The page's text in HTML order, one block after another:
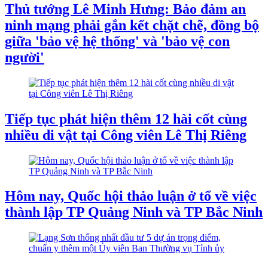
Thủ tướng Lê Minh Hưng: Bảo đảm an
ninh mạng phải gắn kết chặt chẽ, đồng bộ
giữa 'bảo vệ hệ thống' và 'bảo vệ con
người'
Tiếp tục phát hiện thêm 12 hài cốt cùng
nhiều di vật tại Công viên Lê Thị Riêng
Hôm nay, Quốc hội thảo luận ở tổ về việc
thành lập TP Quảng Ninh và TP Bắc Ninh